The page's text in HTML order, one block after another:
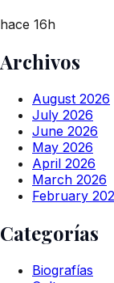
hace 16h
Archivos
August 2026
July 2026
June 2026
May 2026
April 2026
March 2026
February
Categorías
Biografías